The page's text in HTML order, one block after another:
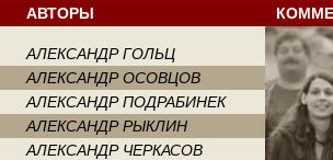
АВТОРЫ
АЛЕКСАНДР ГОЛЬЦ
АЛЕКСАНДР ОСОВЦОВ
АЛЕКСАНДР ПОДРАБИНЕК
АЛЕКСАНДР РЫКЛИН
АЛЕКСАНДР ЧЕРКАСОВ